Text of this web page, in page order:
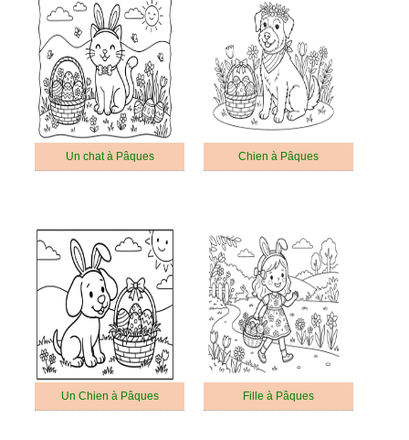
Un chat à Pâques Chien à Pâques
Un Chien à Pâques Fille à Pâques